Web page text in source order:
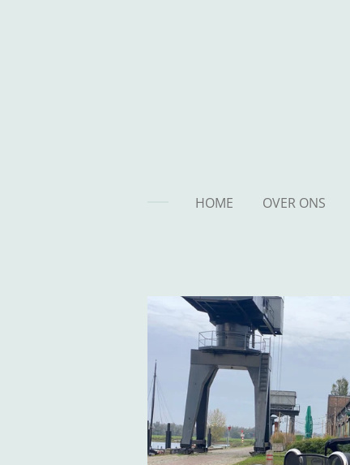
HOME OVER ONS